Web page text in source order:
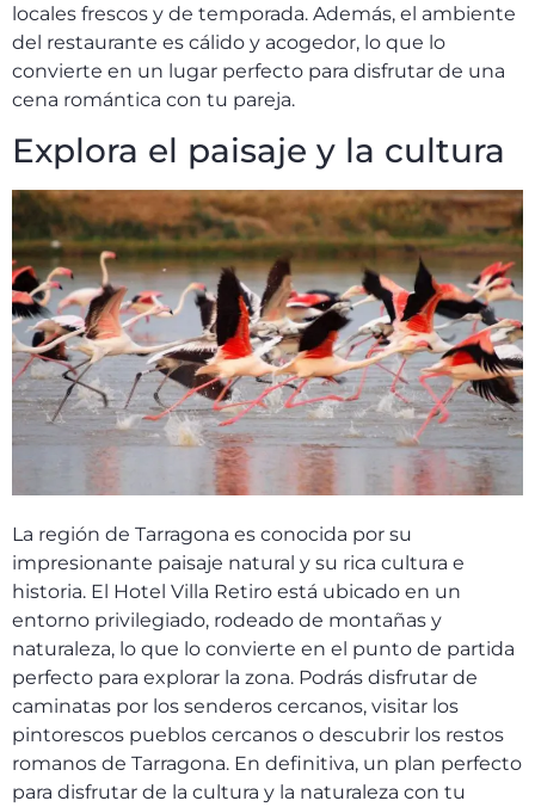
locales frescos y de temporada. Además, el ambiente
del restaurante es cálido y acogedor, lo que lo
convierte en un lugar perfecto para disfrutar de una
cena romántica con tu pareja.
Explora el paisaje y la cultura
La región de Tarragona es conocida por su
impresionante paisaje natural y su rica cultura e
historia. El Hotel Villa Retiro está ubicado en un
entorno privilegiado, rodeado de montañas y
naturaleza, lo que lo convierte en el punto de partida
perfecto para explorar la zona. Podrás disfrutar de
caminatas por los senderos cercanos, visitar los
pintorescos pueblos cercanos o descubrir los restos
romanos de Tarragona. En definitiva, un plan perfecto
para disfrutar de la cultura y la naturaleza con tu